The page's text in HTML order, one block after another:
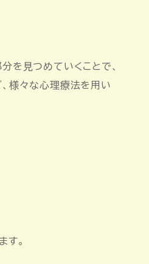
を見つめていくことで、
様々な心理療法を用い
す。